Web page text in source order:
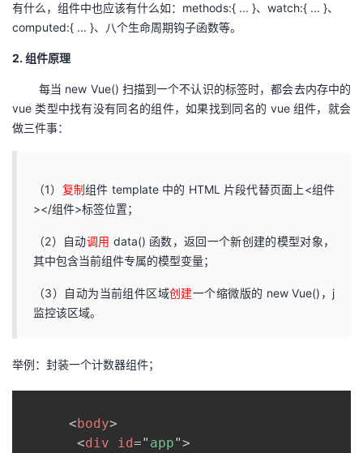
有什么，组件中也应该有什么如：methods:{ ... }、watch:{ ... }、
computed:{ ... }、八个生命周期钩子函数等。
2. 组件原理
每当 new Vue() 扫描到一个不认识的标签时，都会去内存中的
vue 类型中找有没有同名的组件，如果找到同名的 vue 组件，就会
做三件事：
（1） 复制组件 template 中的 HTML 片段代替页面上<组件
></组件>标签位置；
（2）自动调用 data() 函数，返回一个新创建的模型对象，
其中包含当前组件专属的模型变量；
（3）自动为当前组件区域创建一个缩微版的 new Vue()，j
监控该区域。
举例：封装一个计数器组件；
<body>
<div id=" app">